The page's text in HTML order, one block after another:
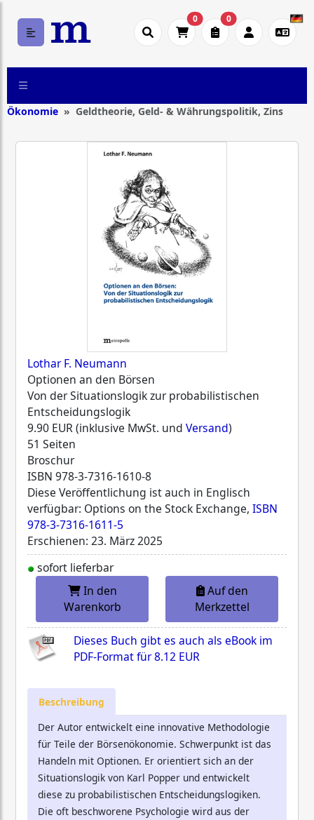
0 0
Ökonomie Geldtheorie, Geld- & Währungspolitik, Zins
Lothar F. Neumann
Optionen an den Börsen
Von der Situationslogik zur probabilistischen
Entscheidungslogik
9.90 EUR (inklusive MwSt. und Versand)
51 Seiten
Broschur
ISBN 978-3-7316-1610-8
Diese Veröffentlichung ist auch in Englisch
verfügbar: Options on the Stock Exchange, ISBN
978-3-7316-1611-5
Erschienen: 23. März 2025
sofort lieferbar
In den
Warenkorb
Auf den
Merkzettel
Dieses Buch gibt es auch als eBook im
PDF-Format für8.12 EUR
Beschreibung
Der Autor entwickelt eine innovative Methodologie
für Teile der Börsenökonomie. Schwerpunkt ist das
Handeln mit Optionen. Er orientiert sich an der
Situationslogik von Karl Popper und entwickelt
diese zu probabilistischen Entscheidungslogiken.
Die oft beschworene Psychologie wird aus der